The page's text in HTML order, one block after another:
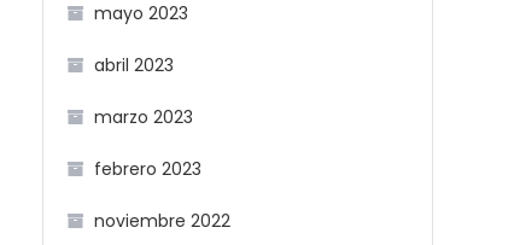
mayo 2023
abril 2023
marzo 2023
febrero 2023
noviembre 2022